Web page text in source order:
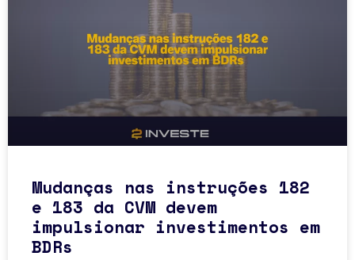
Mudanças nas instruções 182
e 183 da CVM devem
impulsionar investimentos em
BDRs